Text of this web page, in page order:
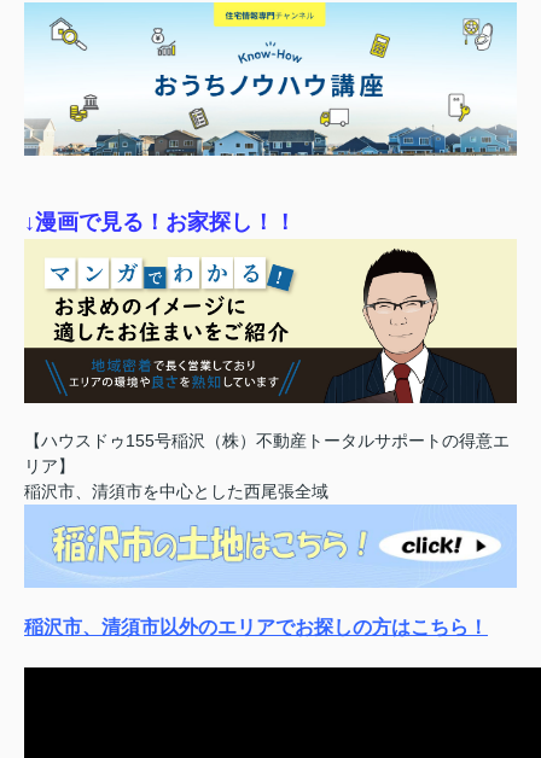
↓漫画で見る！お家探し！！
【ハウスドゥ155号稲沢（株）不動産トータルサポートの得意エ
リア】
稲沢市、清須市を中心とした西尾張全域
稲沢市、清須市以外のエリアでお探しの方はこちら！